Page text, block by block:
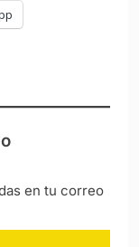
en tu correo